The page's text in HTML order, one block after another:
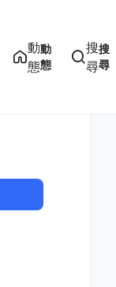
動
態
動
態
搜
尋
搜
尋